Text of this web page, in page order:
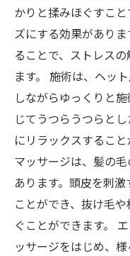
かりと揉みほぐすこ
ズにする効果があり
ることで、ストレス
ます。 施術は、ヘッ
しながらゆっくりと
じてうつらうつらと
にリラックスするこ
マッサージは、髪の
あります。頭皮を刺
ことができ、抜け毛
ぐことができます。
ッサージをはじめ、